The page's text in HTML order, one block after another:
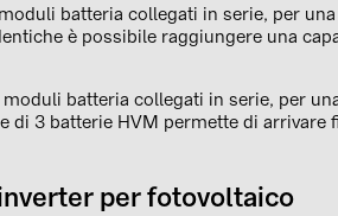
batteria collegati in serie, per
è possibile raggiungere una
moduli batteria collegati in serie, per
di 3 batterie HVM permette di arrivare
per fotovoltaico